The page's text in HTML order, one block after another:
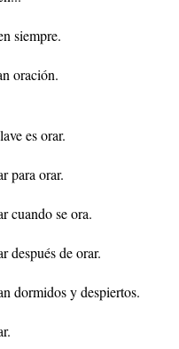
siempre.
oración.
es orar.
para orar.
cuando se ora.
después de orar.
dormidos y despiertos.